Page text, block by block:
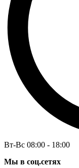
Вт-Вс 08:00 - 18:00
Мы в соц.сетях